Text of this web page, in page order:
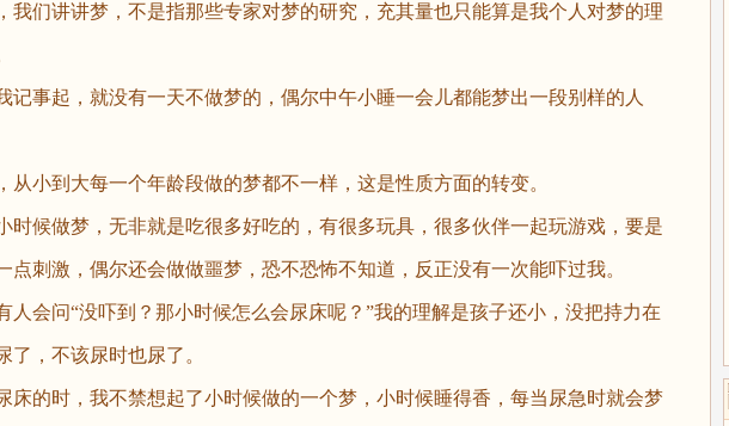
们讲讲梦，不是指那些专家对梦的研究，充其量也只能算是我个人对梦的理
事起，就没有一天不做梦的，偶尔中午小睡一会儿都能梦出一段别样的人
小到大每一个年龄段做的梦都不一样，这是性质方面的转变。
候做梦，无非就是吃很多好吃的，有很多玩具，很多伙伴一起玩游戏，要是
点刺激，偶尔还会做做噩梦，恐不恐怖不知道，反正没有一次能吓过我。
会问“没吓到？那小时候怎么会尿床呢？”我的理解是孩子还小，没把持力在
了，不该尿时也尿了。
的时，我不禁想起了小时候做的一个梦，小时候睡得香，每当尿急时就会梦